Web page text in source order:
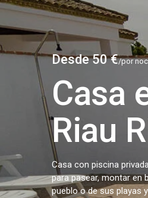
Desde 50 €/por
Casa
Riau
Casa con piscina
para pasear, montar en
pueblo o de sus playas